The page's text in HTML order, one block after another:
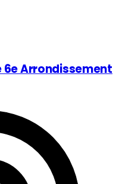
6e Arrondissement